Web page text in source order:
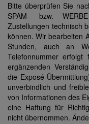
Bitte überprüfen Sie
SPAM- bzw.
Zustellungen technisch
können. Wir bearbeiten
Stunden, auch an
Telefonnummer erfolgt
ergänzenden
die Exposé-
unverbindlich und
von Informationen des
eine Haftung für
nicht übernommen.